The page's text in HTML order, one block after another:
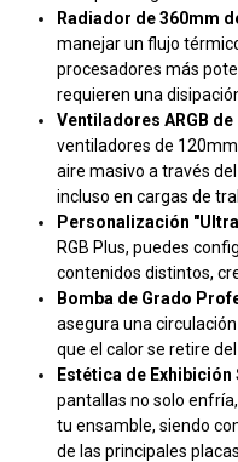
Radiador de 360mm
manejar un flujo
procesadores más
requieren una
Ventiladores ARGB
ventiladores de
aire masivo a través
incluso en cargas de
Personalización
RGB Plus, puedes
contenidos distintos,
Bomba de Grado
asegura una
que el calor se retire
Estética de Exhibición
pantallas no solo
tu ensamble, siendo
de las principales